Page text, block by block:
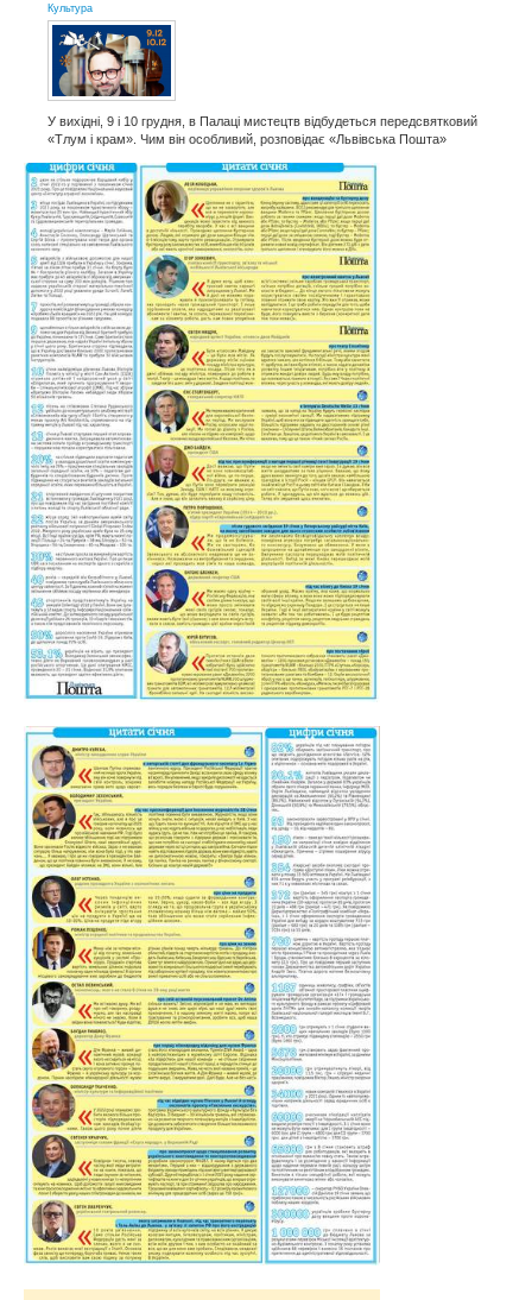
Культура
У вихідні, 9 і 10 грудня, в Палаці мистецтв відбудеться передсвятковий
«Тлум і крам». Чим він особливий, розповідає «Львівська Пошта»